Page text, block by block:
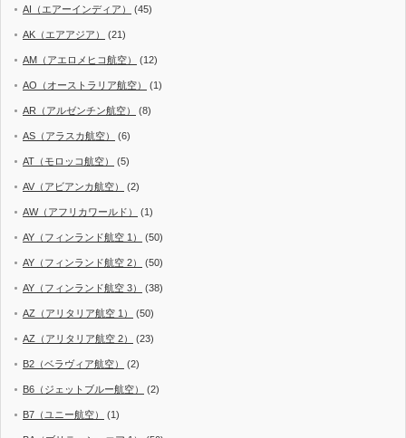
AI（エアーインディア） (45)
AK（エアアジア） (21)
AM（アエロメヒコ航空） (12)
AO（オーストラリア航空） (1)
AR（アルゼンチン航空） (8)
AS（アラスカ航空） (6)
AT（モロッコ航空） (5)
AV（アビアンカ航空） (2)
AW（アフリカワールド） (1)
AY（フィンランド航空 1） (50)
AY（フィンランド航空 2） (50)
AY（フィンランド航空 3） (38)
AZ（アリタリア航空 1） (50)
AZ（アリタリア航空 2） (23)
B2（ベラヴィア航空） (2)
B6（ジェットブルー航空） (2)
B7（ユニー航空） (1)